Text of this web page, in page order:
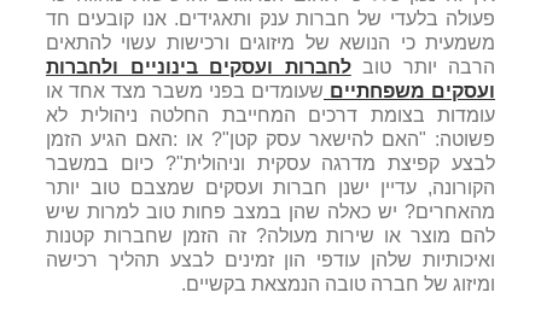
פעולה בלעדי של חברות ענק ותאגידים. אנו קובעים חד
משמעית כי הנושא של מיזוגים ורכישות עשוי להתאים
הרבה יותר טובלחברות ועסקים בינוניים ולחברות
ועסקים משפחתיים שעומדים בפני משבר מצד אחד או
עומדות בצומת דרכים המחייבת החלטה ניהולית לא
פשוטה: "האם להישאר עסק קטן"? או :האם הגיע הזמן
לבצע קפיצת מדרגה עסקית וניהולית"? כיום במשבר
הקורונה, עדיין ישנן חברות ועסקים שמצבם טוב יותר
מהאחרים? יש כאלה שהן במצב פחות טוב למרות שיש
להם מוצר או שירות מעולה? זה הזמן שחברות קטנות
ואיכותיות שלהן עודפי הון זמינים לבצע תהליך רכישה
ומיזוג של חברה טובה הנמצאת בקשיים.